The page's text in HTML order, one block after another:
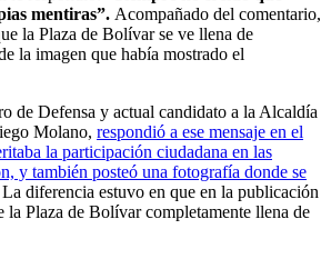
mentiras”. Acompañado del comentario,
la Plaza de Bolívar se ve llena de
la imagen que había mostrado el
de Defensa y actual candidato a la Alcaldía
Molano, respondió a ese mensaje en el
la participación ciudadana en las
y también posteó una fotografía donde se
La diferencia estuvo en que en la publicación
la Plaza de Bolívar completamente llena de